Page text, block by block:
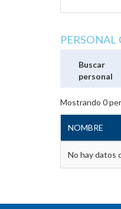
Buscar
personal
Mostrando 0
NOMBRE
No hay datos